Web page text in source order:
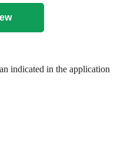
indicated in the application